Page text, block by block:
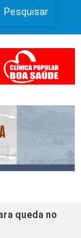
queda no